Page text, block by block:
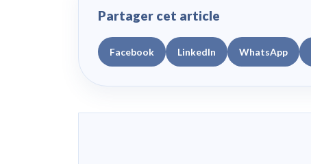
Partager cet article
Facebook LinkedIn WhatsApp